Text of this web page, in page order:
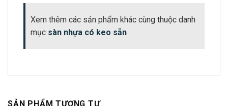
Xem thêm các sản phẩm khác cùng thuộc danh
mục sàn nhựa có keo sẵn
SẢN PHẨM TƯƠNG TỰ